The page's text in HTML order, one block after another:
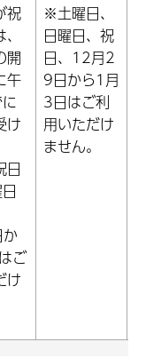
祝
開
午
け
日
ご
け
※土曜日、
日曜日、祝
日、12月2
9日から1月
3日はご利
用いただけ
ません。